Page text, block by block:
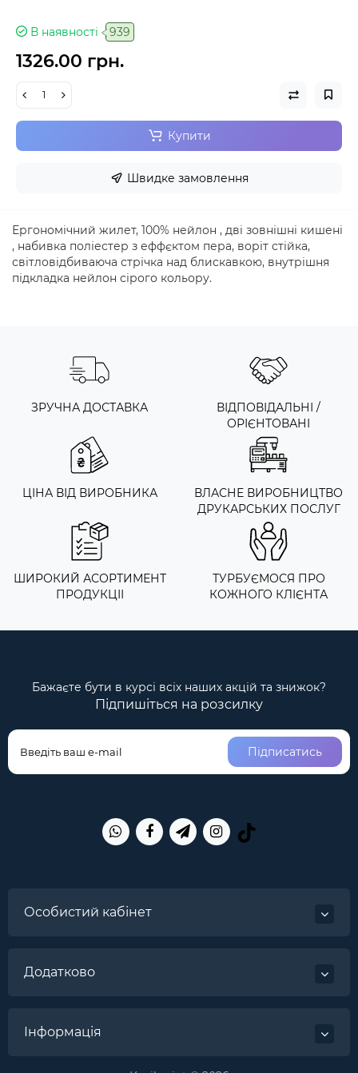
В наявності 939
1326.00 грн.
Купити
Швидке замовлення
Ергономічний жилет, 100% нейлон , дві зовнішні кишені
, набивка поліестер з еффєктом пера, воріт стійка,
світловідбиваюча стрічка над блискавкою, внутрішня
підкладка нейлон сірого кольору.
ЗРУЧНА ДОСТАВКА
ВІДПОВІДАЛЬНІ /
ОРІЄНТОВАНІ
ЦІНА ВІД ВИРОБНИКА
ВЛАСНЕ ВИРОБНИЦТВО
ДРУКАРСЬКИХ ПОСЛУГ
ШИРОКИЙ АСОРТИМЕНТ
ПРОДУКЦІІ
ТУРБУЄМОСЯ ПРО
КОЖНОГО КЛІЄНТА
Бажаєте бути в курсі всіх наших акцій та знижок?
Підпишіться на розсилку
Підписатись
Особистий кабінет
Додатково
Інформація